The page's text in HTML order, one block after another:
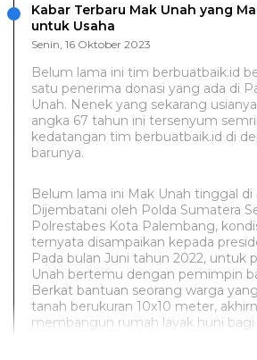
Kabar Terbaru Mak Unah yang
untuk Usaha
Senin, 16 Oktober 2023
Belum lama ini tim berbuatbaik.id
satu penerima donasi yang ada di
Unah. Nenek yang sekarang
angka 67 tahun ini tersenyum
kedatangan tim berbuatbaik.id di
barunya.
Belum lama ini Mak Unah tinggal di
Dijembatani oleh Polda Sumatera
Polrestabes Kota Palembang,
ternyata disampaikan kepada
Pada bulan Juni tahun 2022, untuk
Unah bertemu dengan pemimpin
Berkat bantuan seorang warga
tanah berukuran 10x10 meter,
membangun rumah layak huni bagi